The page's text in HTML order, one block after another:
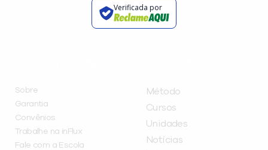
Verificada por
Sobre
Garantia
Convênios
Trabalhe na inFlux
Fale com a Escola
Método
Cursos
Unidades
Notícias